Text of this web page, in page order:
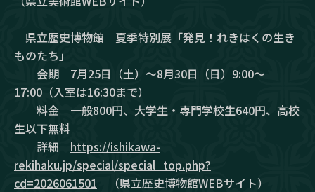
県立歴史博物館 夏季特別展「発見！れきはくの生き
ものたち」
会期 7月25日（土）～8月30日（日）9:00～
17:00（入室は16:30まで）
料金 一般800円、大学生・専門学校生640円、高校
生以下無料
詳細 https://ishikawa-
rekihaku.jp/special/special_top.php?
cd=2026061501 （県立歴史博物館WEBサイト）